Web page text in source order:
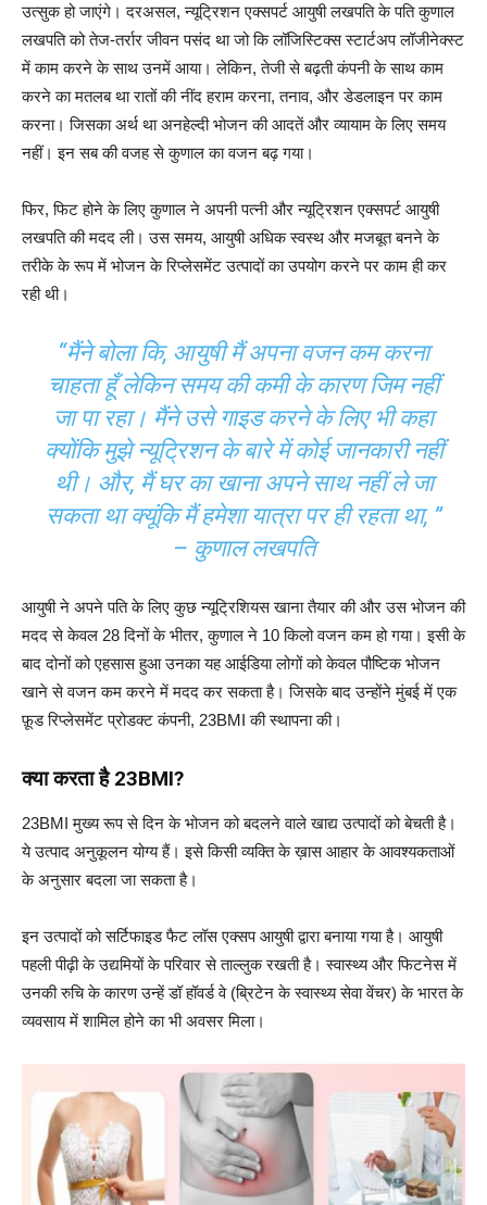
उत्सुक हो जाएंगे। दरअसल, न्यूट्रिशन एक्सपर्ट आयुषी लखपति के पति कुणाल
लखपति को तेज-तर्रार जीवन पसंद था जो कि लॉजिस्टिक्स स्टार्टअप लॉजीनेक्स्ट
में काम करने के साथ उनमें आया। लेकिन, तेजी से बढ़ती कंपनी के साथ काम
करने का मतलब था रातों की नींद हराम करना, तनाव, और डेडलाइन पर काम
करना। जिसका अर्थ था अनहेल्दी भोजन की आदतें और व्यायाम के लिए समय
नहीं। इन सब की वजह से कुणाल का वजन बढ़ गया।
फिर, फिट होने के लिए कुणाल ने अपनी पत्नी और न्यूट्रिशन एक्सपर्ट आयुषी
लखपति की मदद ली। उस समय, आयुषी अधिक स्वस्थ और मजबूत बनने के
तरीके के रूप में भोजन के रिप्लेसमेंट उत्पादों का उपयोग करने पर काम ही कर
रही थी।
“मैंने बोला कि, आयुषी मैं अपना वजन कम करना
चाहता हूँ लेकिन समय की कमी के कारण जिम नहीं
जा पा रहा। मैंने उसे गाइड करने के लिए भी कहा
क्योंकि मुझे न्यूट्रिशन के बारे में कोई जानकारी नहीं
थी। और, मैं घर का खाना अपने साथ नहीं ले जा
सकता था क्यूंकि मैं हमेशा यात्रा पर ही रहता था, ”
– कुणाल लखपति
आयुषी ने अपने पति के लिए कुछ न्यूट्रिशियस खाना तैयार की और उस भोजन की
मदद से केवल 28 दिनों के भीतर, कुणाल ने 10 किलो वजन कम हो गया। इसी के
बाद दोनों को एहसास हुआ उनका यह आईडिया लोगों को केवल पौष्टिक भोजन
खाने से वजन कम करने में मदद कर सकता है। जिसके बाद उन्होंने मुंबई में एक
फ़ूड रिप्लेसमेंट प्रोडक्ट कंपनी, 23BMI की स्थापना की।
क्या करता है 23BMI?
23BMI मुख्य रूप से दिन के भोजन को बदलने वाले खाद्य उत्पादों को बेचती है।
ये उत्पाद अनुकूलन योग्य हैं। इसे किसी व्यक्ति के ख़ास आहार के आवश्यकताओं
के अनुसार बदला जा सकता है।
इन उत्पादों को सर्टिफाइड फैट लॉस एक्सप आयुषी द्वारा बनाया गया है। आयुषी
पहली पीढ़ी के उद्यमियों के परिवार से ताल्लुक रखती है। स्वास्थ्य और फिटनेस में
उनकी रुचि के कारण उन्हें डॉ हॉवर्ड वे (ब्रिटेन के स्वास्थ्य सेवा वेंचर) के भारत के
व्यवसाय में शामिल होने का भी अवसर मिला।